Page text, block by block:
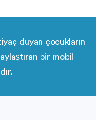
duyan çocukların
bir mobil